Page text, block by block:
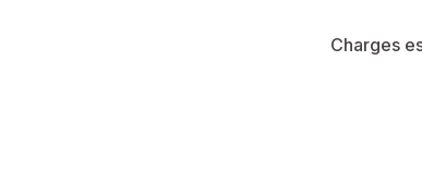
(les charges courantes annuelles moyennes de
et de l'habitation).
sur le site Géorisques : www.georisques.gouv.fr
Charges